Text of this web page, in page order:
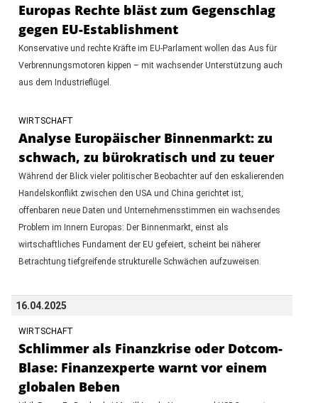
Europas Rechte bläst zum Gegenschlag
gegen EU-Establishment
Konservative und rechte Kräfte im EU-Parlament wollen das Aus für
Verbrennungsmotoren kippen – mit wachsender Unterstützung auch
aus dem Industrieflügel.
WIRTSCHAFT
Analyse Europäischer Binnenmarkt: zu
schwach, zu bürokratisch und zu teuer
Während der Blick vieler politischer Beobachter auf den eskalierenden
Handelskonflikt zwischen den USA und China gerichtet ist,
offenbaren neue Daten und Unternehmensstimmen ein wachsendes
Problem im Innern Europas: Der Binnenmarkt, einst als
wirtschaftliches Fundament der EU gefeiert, scheint bei näherer
Betrachtung tiefgreifende strukturelle Schwächen aufzuweisen.
16.04.2025
WIRTSCHAFT
Schlimmer als Finanzkrise oder Dotcom-
Blase: Finanzexperte warnt vor einem
globalen Beben